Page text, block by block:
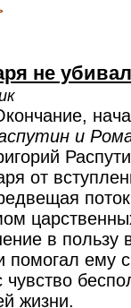
не
и
от
в пользу
помогал ему
чувство
жизни.